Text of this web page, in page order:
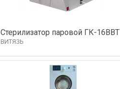
Стерилизатор паровой ГК-16ВВТ
ВИТЯЗЬ